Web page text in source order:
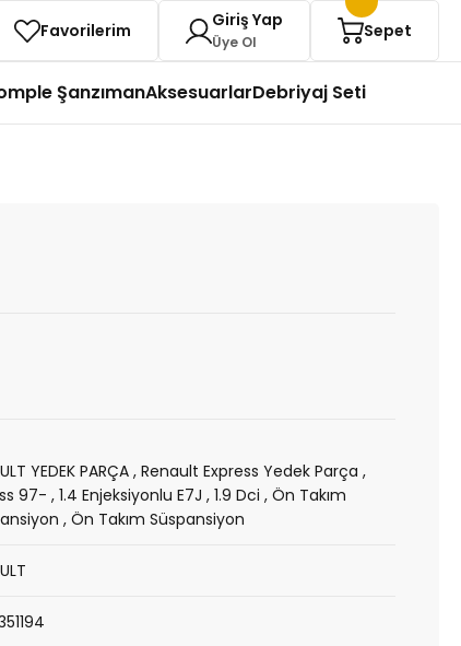
Favorilerim Giriş Yap
Üye Ol
Sepet
ŞanzımanAksesuarlarDebriyaj Seti
YEDEK PARÇA ,Renault Express Yedek Parça ,
97- ,1.4 Enjeksiyonlu E7J ,1.9 Dci ,Ön Takım
,Ön Takım Süspansiyon